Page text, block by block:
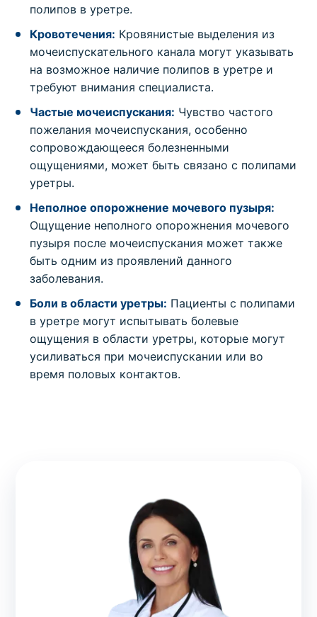
полипов в уретре.
Кровотечения: Кровянистые выделения из
мочеиспускательного канала могут указывать
на возможное наличие полипов в уретре и
требуют внимания специалиста.
Частые мочеиспускания: Чувство частого
пожелания мочеиспускания, особенно
сопровождающееся болезненными
ощущениями, может быть связано с полипами
уретры.
Неполное опорожнение мочевого пузыря:
Ощущение неполного опорожнения мочевого
пузыря после мочеиспускания может также
быть одним из проявлений данного
заболевания.
Боли в области уретры: Пациенты с полипами
в уретре могут испытывать болевые
ощущения в области уретры, которые могут
усиливаться при мочеиспускании или во
время половых контактов.